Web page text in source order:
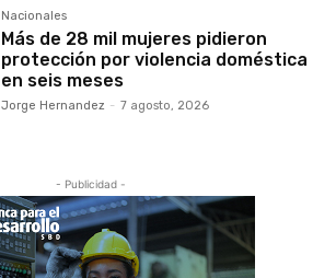
Nacionales
Más de 28 mil mujeres pidieron
protección por violencia doméstica
en seis meses
Jorge Hernandez - 7 agosto, 2026
- Publicidad -